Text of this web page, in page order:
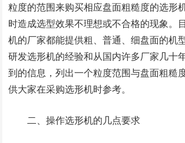
粒度的范围来购买相应盘面粗糙度的选形
时造成选型效果不理想或不合格的现象。
机的厂家都能提供粗、普通、细盘面的机
研发选形机的经验和从国内许多厂家几十
到的信息，列出一个粒度范围与盘面粗糙
供大家在采购选形机时参考。
二、操作选形机的几点要求